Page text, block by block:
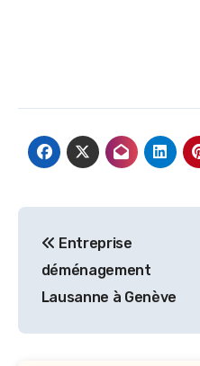
de
l’article
Entreprise
déménagement
Lausanne à Genève